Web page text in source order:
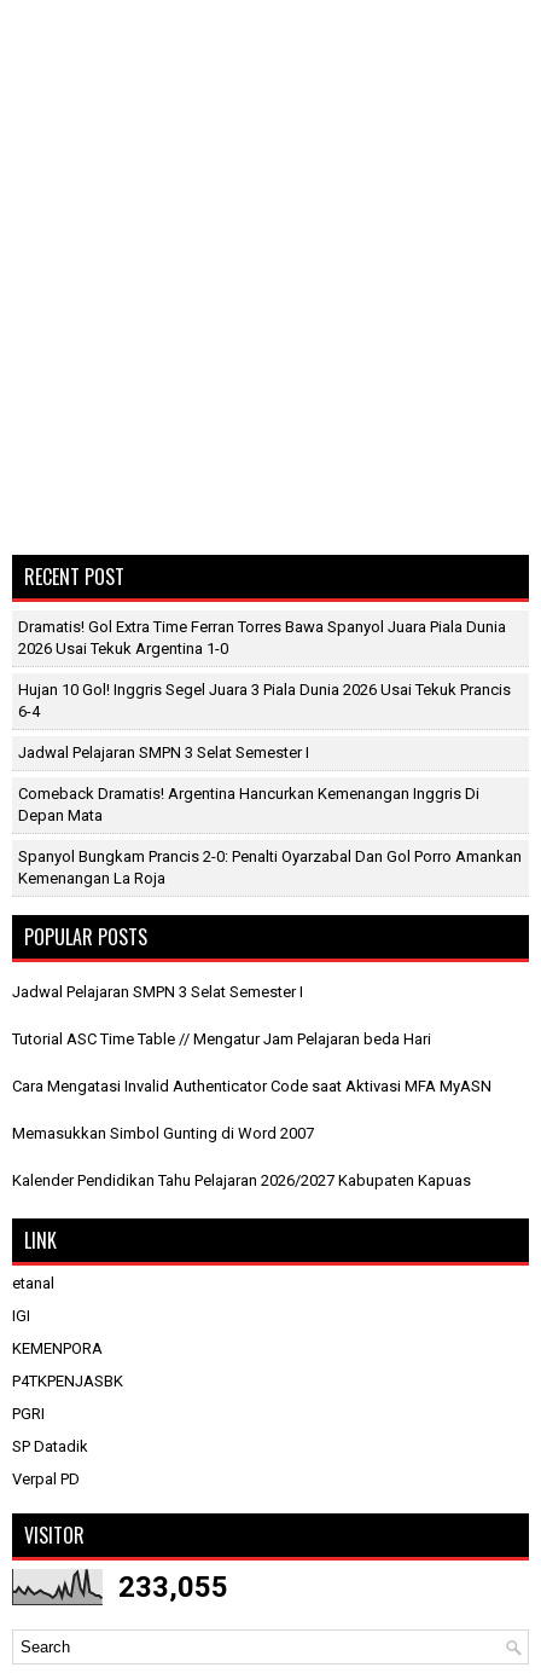
RECENT POST
Dramatis! Gol Extra Time Ferran Torres Bawa Spanyol Juara Piala Dunia
2026 Usai Tekuk Argentina 1-0
Hujan 10 Gol! Inggris Segel Juara 3 Piala Dunia 2026 Usai Tekuk Prancis
6-4
Jadwal Pelajaran SMPN 3 Selat Semester I
Comeback Dramatis! Argentina Hancurkan Kemenangan Inggris Di
Depan Mata
Spanyol Bungkam Prancis 2-0: Penalti Oyarzabal Dan Gol Porro Amankan
Kemenangan La Roja
POPULAR POSTS
Jadwal Pelajaran SMPN 3 Selat Semester I
Tutorial ASC Time Table // Mengatur Jam Pelajaran beda Hari
Cara Mengatasi Invalid Authenticator Code saat Aktivasi MFA MyASN
Memasukkan Simbol Gunting di Word 2007
Kalender Pendidikan Tahu Pelajaran 2026/2027 Kabupaten Kapuas
LINK
etanal
IGI
KEMENPORA
P4TKPENJASBK
PGRI
SP Datadik
Verpal PD
VISITOR
233,055